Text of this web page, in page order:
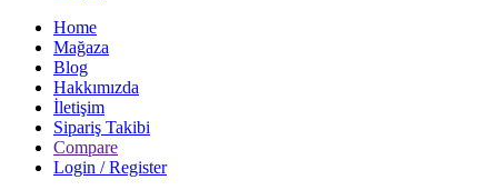
Home
Mağaza
Blog
Hakkımızda
İletişim
Sipariş Takibi
Compare
Login / Register